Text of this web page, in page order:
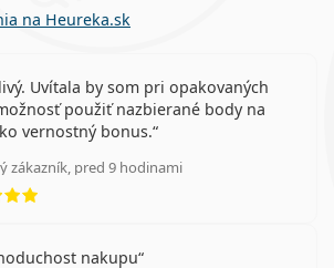
na Heureka.sk
Uvítala by som pri opakovaných
použiť nazbierané body na
vernostný bonus.
zákazník, pred 9 hodinami
hodnotenie 5 z 5
nakupu